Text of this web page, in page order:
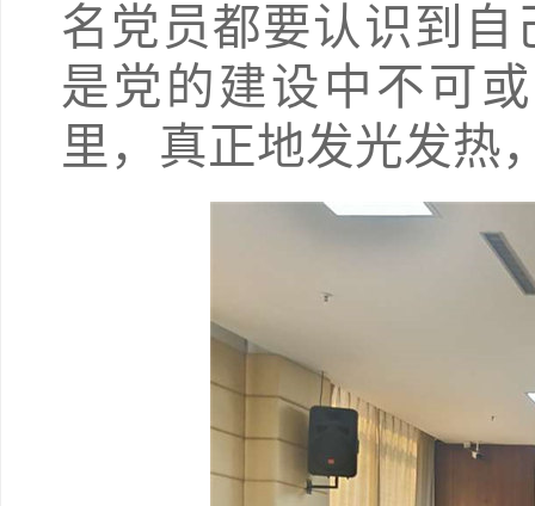
名党员都要认识到
是党的建设中不可
里，真正地发光发热